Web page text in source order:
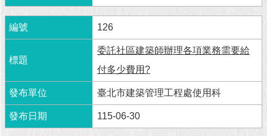
站
導
覽
English
常
見
問
答
126
委託社區建築師辦理各項業務需要給
付多少費用?
臺北市建築管理工程處使用科
115-06-30